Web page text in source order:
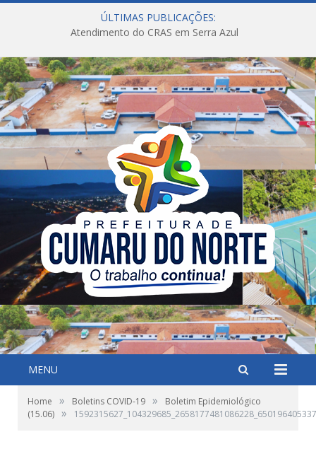
ÚLTIMAS PUBLICAÇÕES:
Atendimento do CRAS em Serra Azul
MENU
Home » Boletins COVID-19 »
Boletim Epidemiológico
(15.06) »